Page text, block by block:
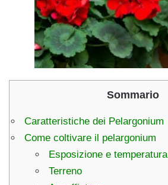
Sommario
Caratteristiche dei Pelargonium
Come coltivare il pelargonium
Esposizione e temperatura
Terreno